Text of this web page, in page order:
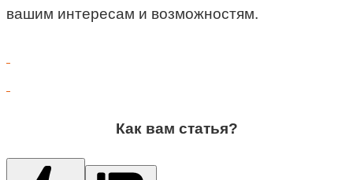
вашим интересам и возможностям.
Как вам статья?